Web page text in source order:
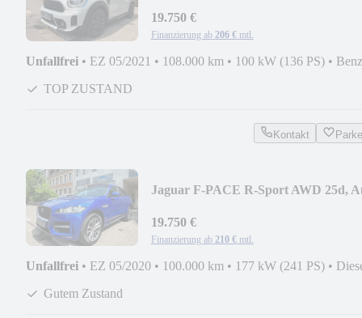
19.750 €
Finanzierung ab 206 € mtl.
Unfallfrei • EZ 05/2021 • 108.000 km • 100 kW (136 PS) •
TOP ZUSTAND
Kontakt
Jaguar F-PACE R-Sport AWD 25d,
19.750 €
Finanzierung ab 210 € mtl.
Unfallfrei • EZ 05/2020 • 100.000 km • 177 kW (241 PS) •
Gutem Zustand